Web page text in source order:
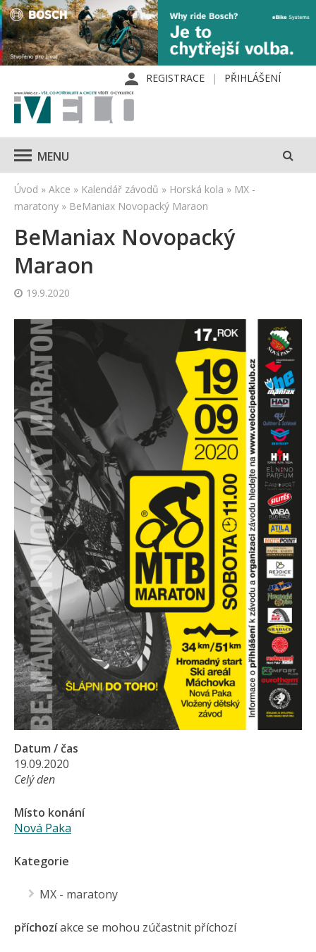
REGISTRACE PŘIHLÁŠENÍ
MENU
Úvod » Akce » Kalendář závodů » Horská kola » MX -
maratony » BeManiax Novopacký Maraon
BeManiax Novopacký
Maraon
19.9.2020
Datum / čas
19.09.2020
Celý den
Místo konání
Nová Paka
Kategorie
MX - maratony
příchozíakce se mohou zúčastnit příchozí